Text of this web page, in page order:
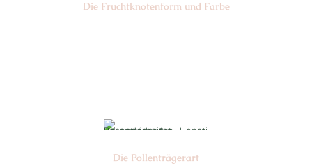
Die Frucht­knotenform und Farbe
Die Pollen­trägerart